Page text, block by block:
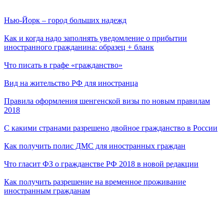
Нью-Йорк – город больших надежд
Как и когда надо заполнять уведомление о прибытии
иностранного гражданина: образец + бланк
Что писать в графе «гражданство»
Вид на жительство РФ для иностранца
Правила оформления шенгенской визы по новым правилам
2018
С какими странами разрешено двойное гражданство в России
Как получить полис ДМС для иностранных граждан
Что гласит ФЗ о гражданстве РФ 2018 в новой редакции
Как получить разрешение на временное проживание
иностранным гражданам